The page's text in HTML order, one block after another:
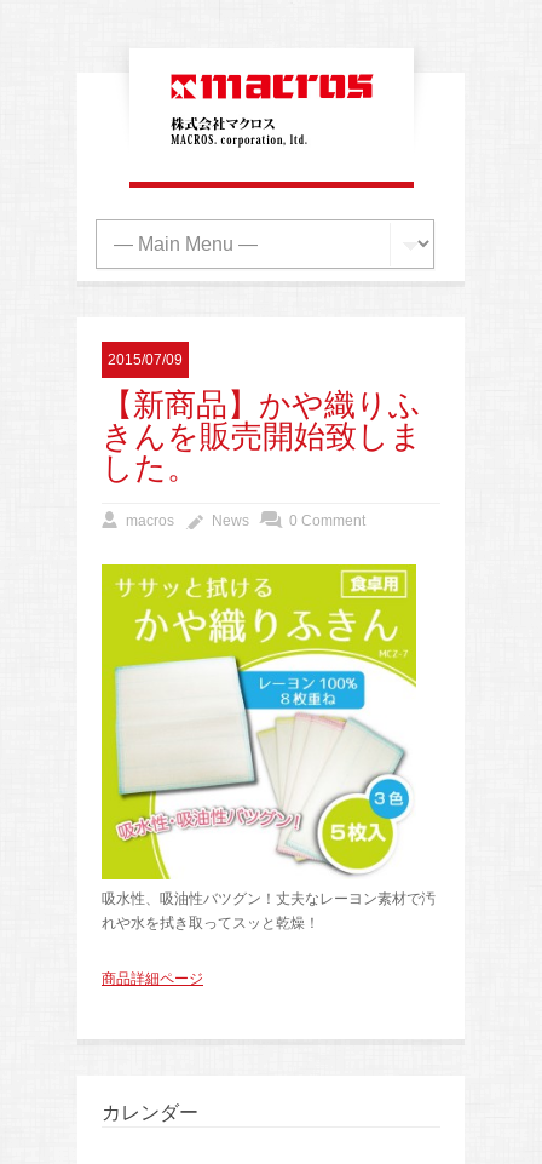
2015/07/09
【新商品】かや織りふ
きんを販売開始致しま
した。
macros News 0 Comment
吸水性、吸油性バツグン！丈夫なレーヨン素材で汚
れや水を拭き取ってスッと乾燥！
商品詳細ページ
カレンダー